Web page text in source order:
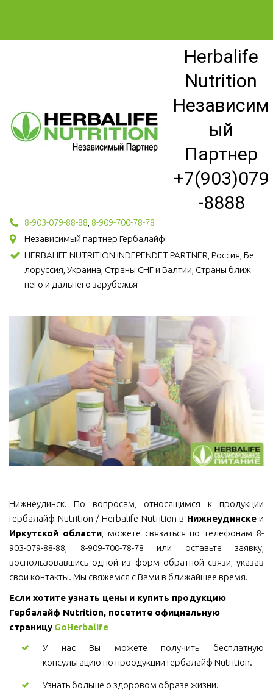
Herbalife
Nutrition
Независим
ый
Партнер
+7(903)079
-8888
8-903-079-88-88 8-909-700-78-78
Независимый партнер Гербалайф
HERBALIFE NUTRITION INDEPENDET PARTNER, Россия, Бе
лоруссия, Украина, Страны СНГ и Балтии, Страны ближ
него и дальнего зарубежья
Нижнеудинск. По вопросам, относящимся к продукции
Гербалайф Nutrition / Herbalife Nutrition в Нижнеудинскеи
Иркутской области, можете связаться по телефонам 8-
903-079-88-88, 8-909-700-78-78 или оставьте заявку,
воспользовавшись одной из форм обратной связи, указав
свои контакты. Мы свяжемся с Вами в ближайшее время.
Если хотите узнать цены и купить продукцию
Гербалайф Nutrition, посетите официальную
страницу GoHerbalife
У нас Вы можете получить бесплатную
консультацию по проодукции Гербалайф Nutrition.
Узнать больше о здоровом образе жизни.